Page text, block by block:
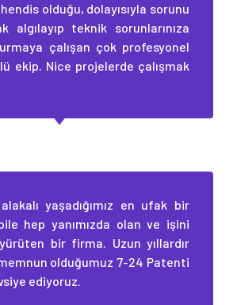
olduğu, dolayısıyla sorunu
algılayıp teknik sorunlarınıza
çalışan çok profesyonel
ekip. Nice projelerde çalışmak
yaşadığımız en ufak bir
hep yanımızda olan ve işini
bir firma. Uzun yıllardır
olduğumuz 7-24 Patenti
ediyoruz.